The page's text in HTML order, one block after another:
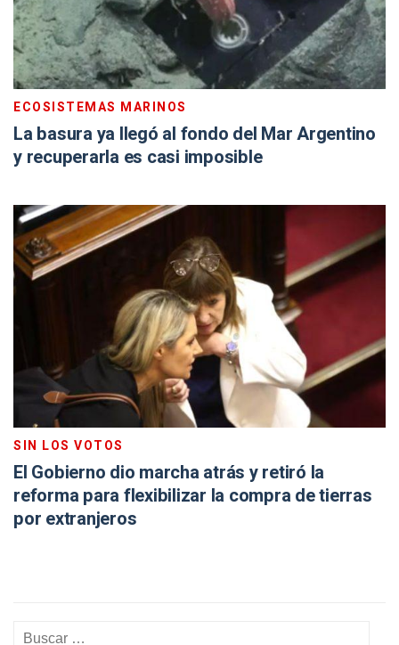
ECOSISTEMAS MARINOS
La basura ya llegó al fondo del Mar Argentino
y recuperarla es casi imposible
SIN LOS VOTOS
El Gobierno dio marcha atrás y retiró la
reforma para flexibilizar la compra de tierras
por extranjeros